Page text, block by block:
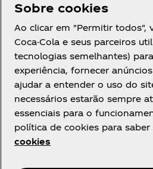
Precisa de ajuda?
Legal
Sobre cookies
Ao clicar em "Permitir todos",
Coca-Cola e seus parceiros
tecnologias semelhantes)
experiência, fornecer
ajudar a entender o uso do
necessários estarão sempre
essenciais para o
política de cookies para saber
cookies